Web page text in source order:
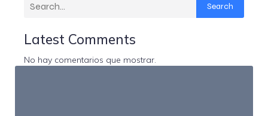
Search
Latest Comments
No hay comentarios que mostrar.